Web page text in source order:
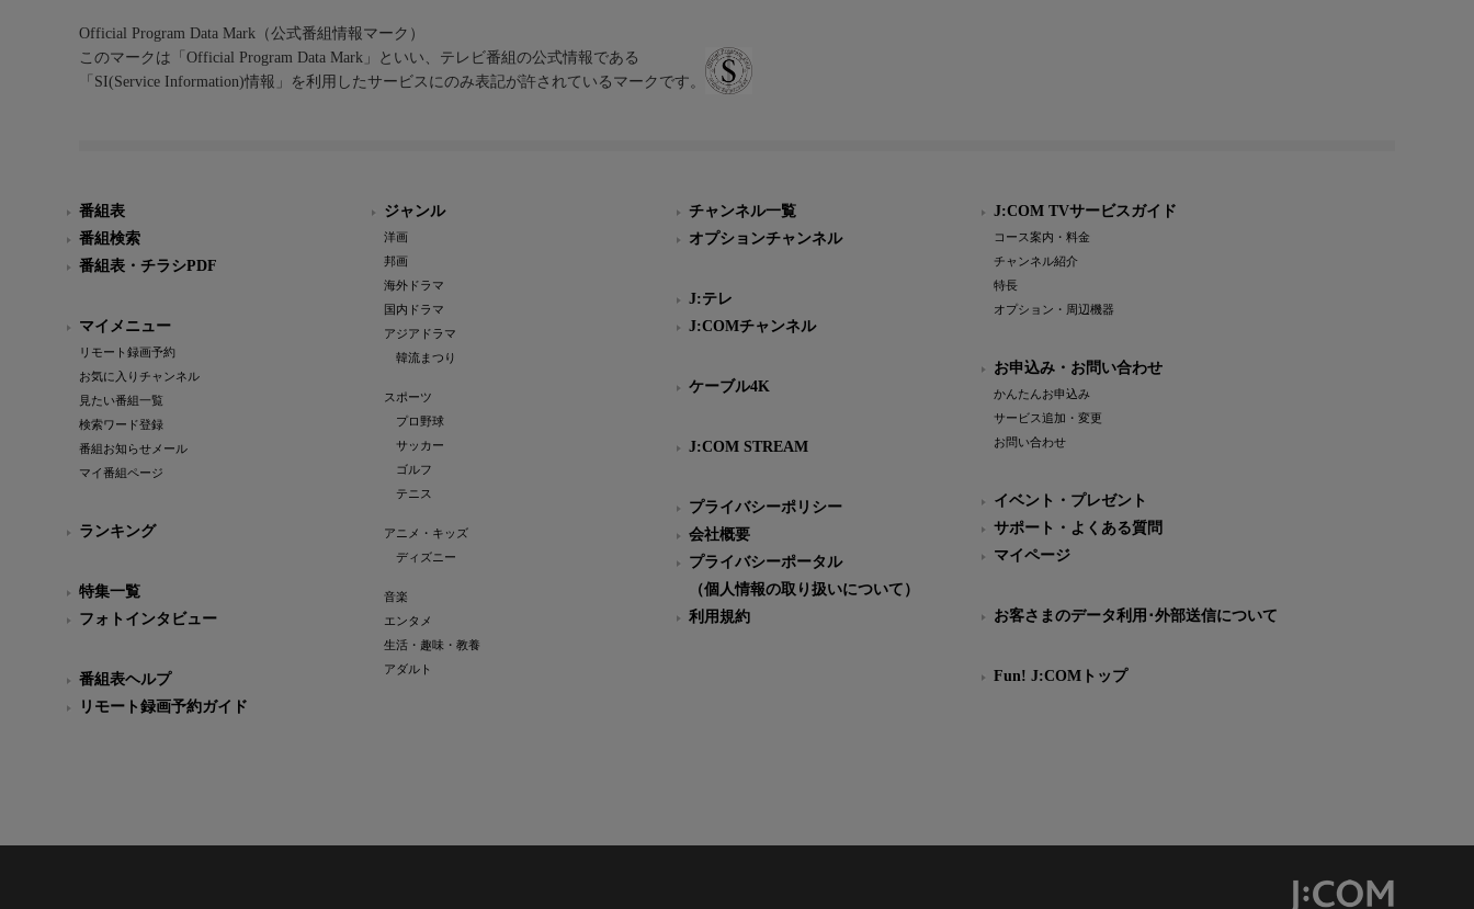
Official Program Data Mark（公式番組情報マーク）
このマークは「Official Program Data Mark」といい、テレビ番組の公式情報である
「SI(Service Information)情報」を利用したサービスにのみ表記が許されているマークです。
番組表
番組検索
番組表・チラシPDF
マイメニュー
リモート録画予約
お気に入りチャンネル
見たい番組一覧
検索ワード登録
番組お知らせメール
マイ番組ページ
ランキング
特集一覧
フォトインタビュー
番組表ヘルプ
リモート録画予約ガイド
ジャンル
洋画
邦画
海外ドラマ
国内ドラマ
アジアドラマ
韓流まつり
スポーツ
プロ野球
サッカー
ゴルフ
テニス
アニメ・キッズ
ディズニー
音楽
エンタメ
生活・趣味・教養
アダルト
チャンネル一覧
オプションチャンネル
J:テレ
J:COMチャンネル
ケーブル4K
J:COM STREAM
プライバシーポリシー
会社概要
プライバシーポータル
（個人情報の取り扱いについて）
利用規約
J:COM TVサービスガイド
コース案内・料金
チャンネル紹介
特長
オプション・周辺機器
お申込み・お問い合わせ
かんたんお申込み
サービス追加・変更
お問い合わせ
イベント・プレゼント
サポート・よくある質問
マイページ
お客さまのデータ利用･外部送信について
Fun! J:COMトップ